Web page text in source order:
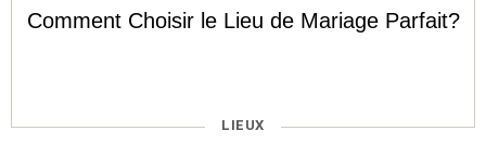
Comment Choisir le Lieu de Mariage Parfait?
CATÉGORIES
LIEUX